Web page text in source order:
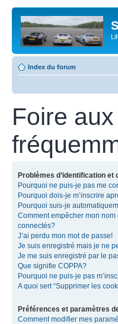
Index du forum
Foire
Problèmes d’identification et
Pourquoi ne puis-je pas me
Pourquoi dois-je m’inscrire
Pourquoi suis-je
Comment empêcher mon
connectés?
J’ai perdu mon mot de passe!
Je suis enregistré mais je ne
Je me suis enregistré par le
Que signifie COPPA?
Pourquoi ne puis-je pas
A quoi sert “Supprimer les
Préférences et paramètres
Comment modifier mes